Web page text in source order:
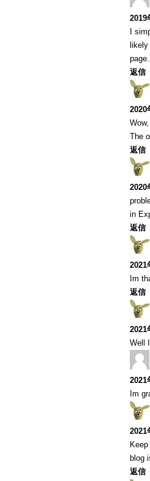
2019
I
page.
返信
2020
The
返信
2020
in
返信
2021
Im
返信
2021
Well
2021
Im
2021
blog
返信